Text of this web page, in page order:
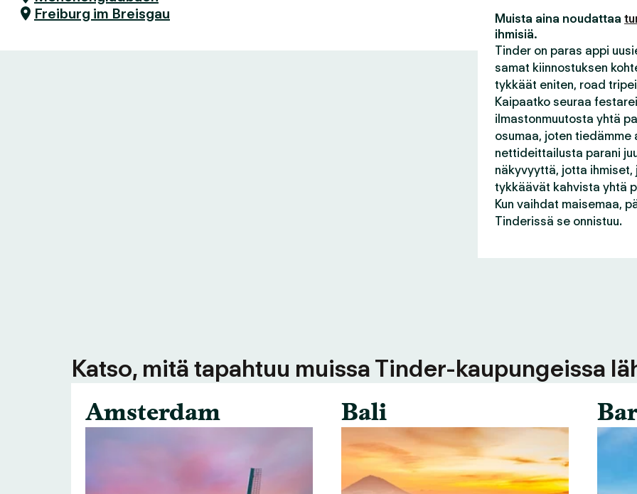
Freiburg im Breisgau
Muista aina noudattaa
ihmisiä.
Tinder on paras appi
samat kiinnostuksen
tykkäät eniten, road
Kaipaatko seuraa
ilmastonmuutosta yhtä
osumaa, joten tiedämme
nettideittailusta parani
näkyvyyttä, jotta
tykkäävät kahvista yhtä
Kun vaihdat maisemaa,
Tinderissä se onnistuu.
Katso, mitä tapahtuu muissa Tinder-kaupungeissa
Amsterdam
Bali